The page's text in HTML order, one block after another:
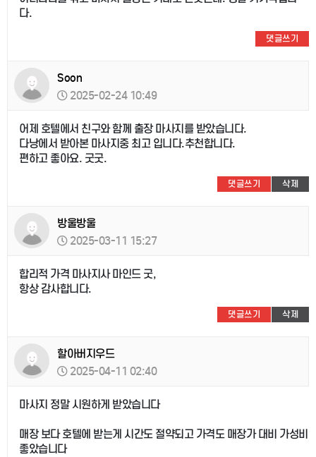
다.
댓글쓰기
Soon
2025-02-24 10:49
어제 호텔에서 친구와 함께 출장 마사지를 받았습니다.
다낭에서 받아본 마사지중 최고 입니다.추천합니다.
편하고 좋아요. 굿굿.
댓글쓰기 삭제
방울방울
2025-03-11 15:27
합리적 가격 마사지사 마인드 굿,
항상 감사합니다.
댓글쓰기 삭제
할아버지우드
2025-04-11 02:40
마사지 정말 시원하게 받았습니다
매장 보다 호텔에 받는게 시간도 절약되고 가격도 매장가 대비 가성비
좋았습니다